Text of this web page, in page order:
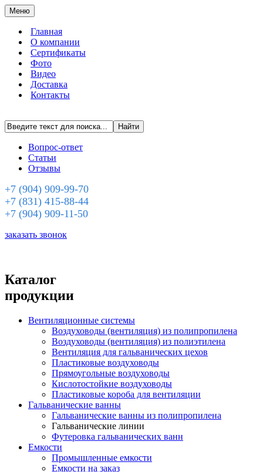
Меню
Главная
О компании
Сертификаты
Фото
Видео
Доставка
Контакты
Вопрос-ответ
Статьи
Отзывы
+7 (904) 909-99-70
+7 (831) 415-88-44
+7 (904) 909-11-50
заказать звонок
Каталог
продукции
Вентиляционные системы
Воздуховоды (вентиляция) из полипропилена
Воздуховоды (вентиляция) из полиэтилена
Вентиляция для гальванических цехов
Пластиковые воздуховоды
Прямоугольные воздуховоды
Кислотостойкие воздуховоды
Пластиковые короба для вентиляции
Гальванические ванны
Гальванические ванны из полипропилена
Гальванические линии
Футеровка гальванических ванн
Емкости
Промышленные емкости
Емкости на заказ